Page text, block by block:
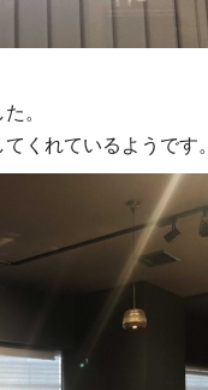
。
くれているようです。